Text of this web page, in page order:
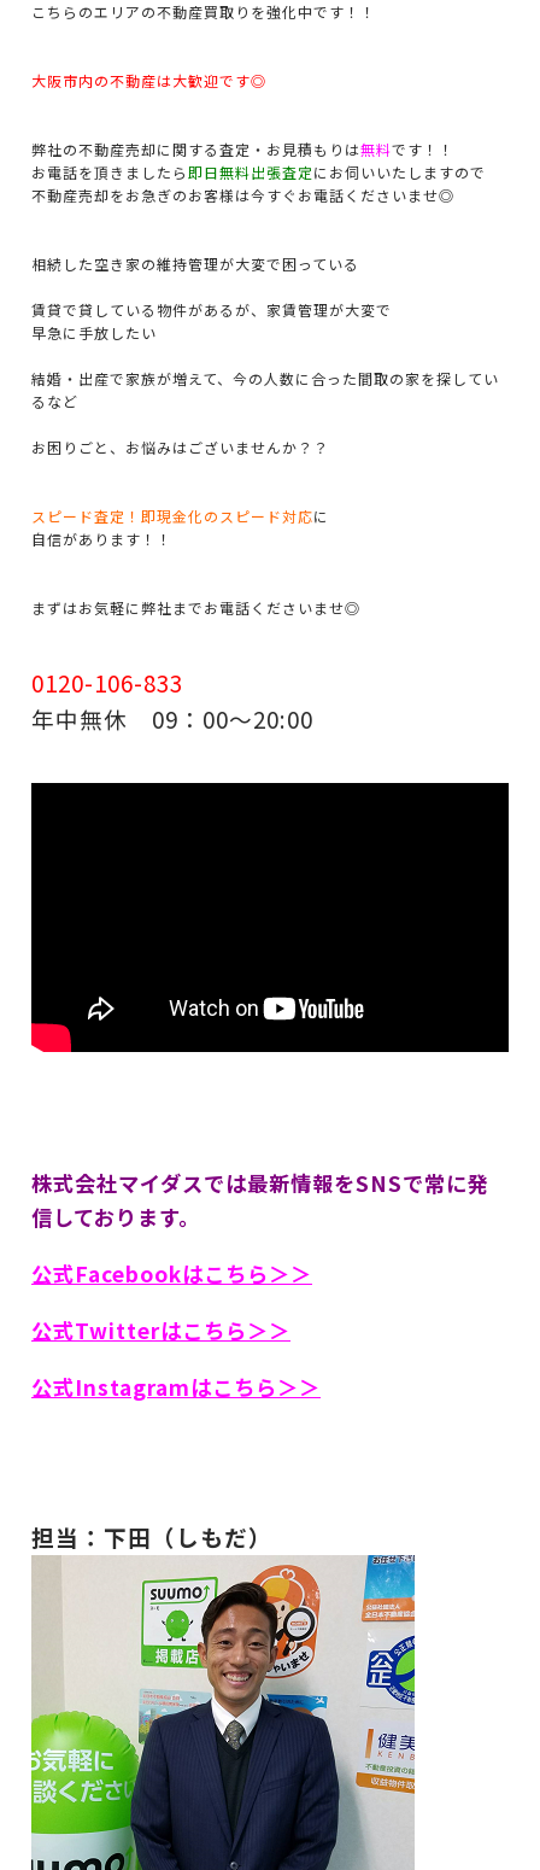
こちらのエリアの不動産買取りを強化中です！！
大阪市内の不動産は大歓迎です◎
弊社の不動産売却に関する査定・お見積もりは無料です！！
お電話を頂きましたら 即日無料出張査定にお伺いいたしますので
不動産売却をお急ぎのお客様は今すぐお電話くださいませ◎
相続した空き家の維持管理が大変で困っている
賃貸で貸している物件があるが、家賃管理が大変で
早急に手放したい
結婚・出産で家族が増えて、今の人数に合った間取の家を探してい
るなど
お困りごと、お悩みはございませんか？？
スピード査定！即現金化のスピード対応に
自信があります！！
まずはお気軽に弊社までお電話くださいませ◎
0120-106-833
年中無休 09：00～20:00
株式会社マイダスでは最新情報をSNSで常に発
信しております。
公式Facebookはこちら＞＞
公式Twitterはこちら＞＞
公式Instagramはこちら＞＞
担当：下田（しもだ）